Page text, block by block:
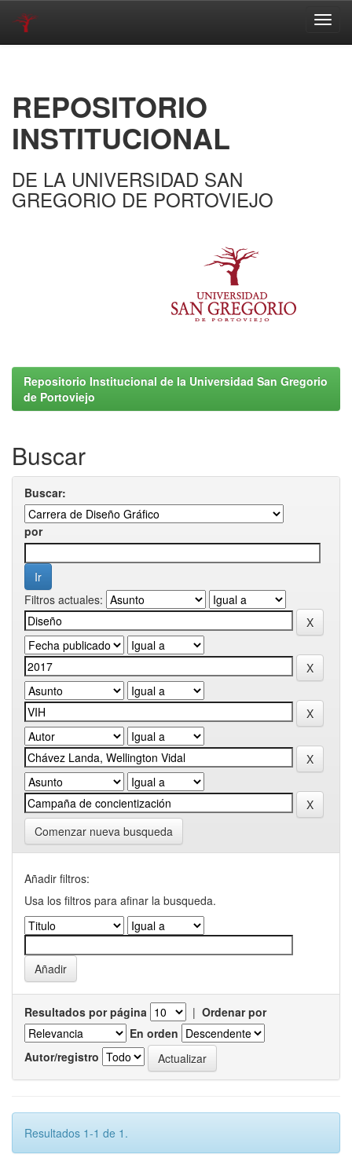
REPOSITORIO
INSTITUCIONAL
DE LA UNIVERSIDAD SAN
GREGORIO DE PORTOVIEJO
Repositorio Institucional de la Universidad San Gregorio
de Portoviejo
Buscar
Buscar:
por
Filtros actuales:
Comenzar nueva busqueda
Añadir filtros:
Usa los filtros para afinar la busqueda.
Resultados por página | Ordenar por
En orden
Autor/registro
Resultados 1-1 de 1.